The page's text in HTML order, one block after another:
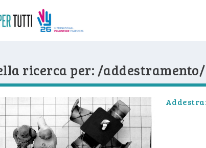
ricerca per: /addestramento/